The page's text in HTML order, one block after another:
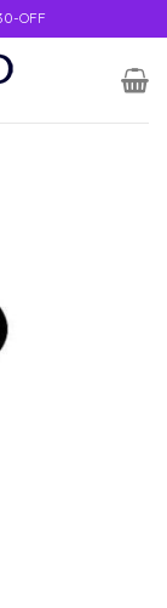
OFF